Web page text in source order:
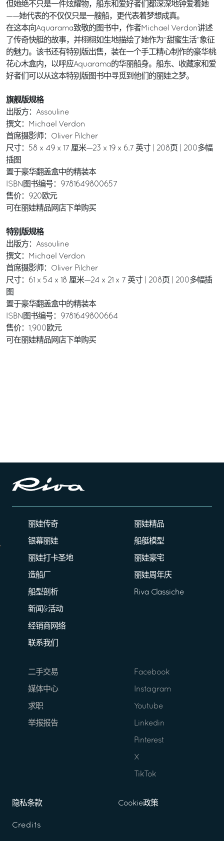
但她绝不只是一件炫耀物，船东和爱好者们都深深地钟爱着她
——她代表的不仅仅只是一艘船，更代表着梦想成真。
在这本向Aquarama致敬的图书中，作者Michael Verdon讲述
了传奇快艇的故事，并栩栩如生地描绘了她作为“甜蜜生活”象征
的魅力。该书还有特别版出售，装在一个手工精心制作的豪华桃
花心木盒内，以呼应Aquarama的华丽船身。船东、收藏家和爱
好者们可以从这本特别版图书中寻觅到他们的丽娃之梦。
旗舰版规格
出版方：Assouline
撰文：Michael Verdon
首席摄影师：Oliver Pilcher
尺寸：58 x 49 x 17 厘米—23 x 19 x 6.7 英寸 | 208页 | 200多幅
插图
置于豪华翻盖盒中的精装本
ISBN图书编号：9781649800657
售价：920欧元
可在丽娃精品网店 下单购买
特别版规格
出版方：Assouline
撰文：Michael Verdon
首席摄影师：Oliver Pilcher
尺寸：61 x 54 x 18 厘米—24 x 21 x 7 英寸 | 208页 | 200多幅插
图
置于豪华翻盖盒中的精装本
ISBN图书编号：9781649800664
售价：1,900欧元
可在丽娃精品网店 下单购买
丽娃传奇
银幕丽娃
丽娃打卡圣地
造船厂
船型剖析
新闻&活动
经销商网络
联系我们
丽娃精品
船艇模型
丽娃豪宅
丽娃周年庆
Riva Classiche
二手交易
媒体中心
求职
举报报告
Facebook
Instagram
Youtube
Linkedin
Pinterest
X
TikTok
隐私条款 Cookie政策
Credits